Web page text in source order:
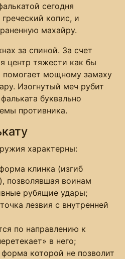
сегодня
копис, и
махайру.
за спиной. За счет
центр тяжести как бы
помогает мощному замаху
Изогнутый меч рубит
буквально
противника.
характерны:
клинка (изгиб
позволявшая воинам
рубящие удары;
лезвия с внутренней
по направлению к
в него;
форма которой не позволит